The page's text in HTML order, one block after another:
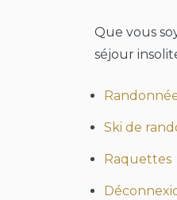
Que vous
séjour
Ski de
Raquettes